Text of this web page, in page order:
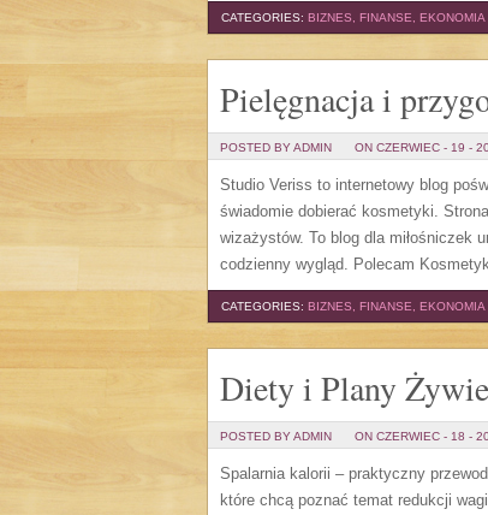
CATEGORIES: BIZNES, FINANSE, EKONOMIA
Pielęgnacja i
POSTED BY ADMIN ON CZERWIEC - 19 -
Studio Veriss to internetowy blog
świadomie dobierać kosmetyki.
wizażystów. To blog dla miłośniczek
codzienny wygląd. Polecam
CATEGORIES: BIZNES, FINANSE, EKONOMIA
Diety i Plany
POSTED BY ADMIN ON CZERWIEC - 18 -
Spalarnia kalorii – praktyczny
które chcą poznać temat redukcji